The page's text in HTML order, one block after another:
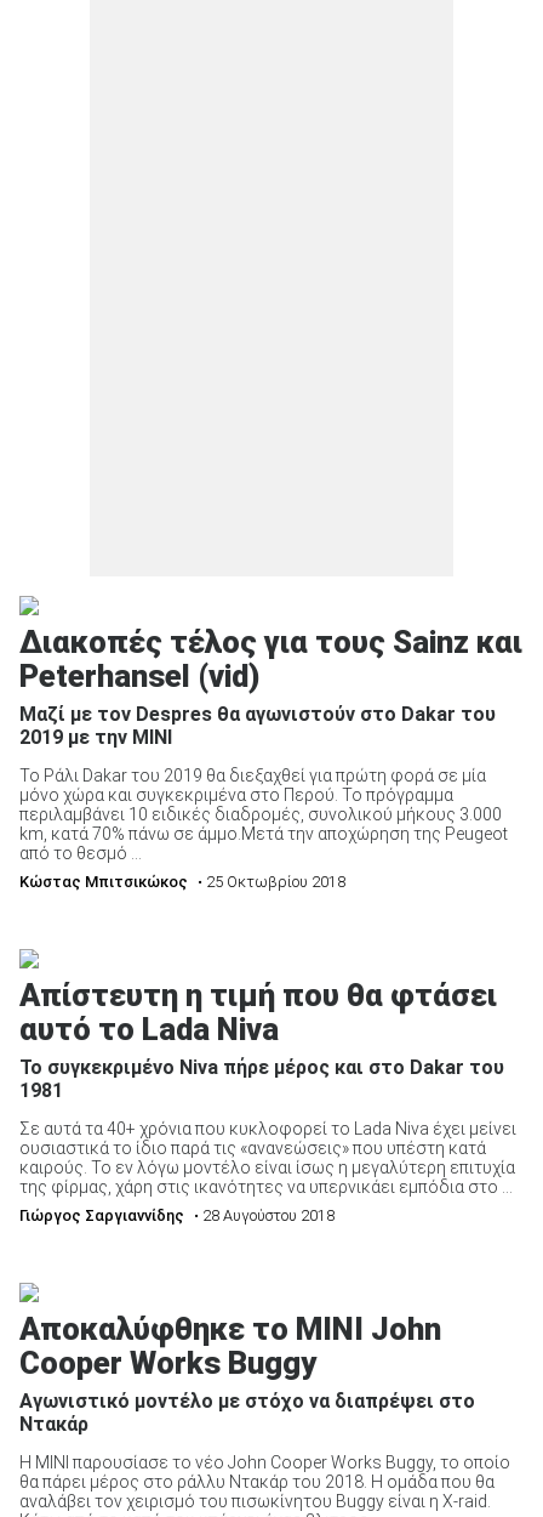
Διακοπές τέλος για τους Sainz και
Peterhansel (vid)
Μαζί με τον Despres θα αγωνιστούν στο Dakar του
2019 με την ΜΙΝΙ
Το Ράλι Dakar του 2019 θα διεξαχθεί για πρώτη φορά σε μία
μόνο χώρα και συγκεκριμένα στο Περού. Το πρόγραμμα
περιλαμβάνει 10 ειδικές διαδρομές, συνολικού μήκους 3.000
km, κατά 70% πάνω σε άμμο.Μετά την αποχώρηση της Peugeot
από το θεσμό ...
Κώστας Μπιτσικώκος • 25 Οκτωβρίου 2018
Απίστευτη η τιμή που θα φτάσει
αυτό το Lada Niva
Το συγκεκριμένο Niva πήρε μέρος και στο Dakar του
1981
Σε αυτά τα 40+ χρόνια που κυκλοφορεί το Lada Niva έχει μείνει
ουσιαστικά το ίδιο παρά τις «ανανεώσεις» που υπέστη κατά
καιρούς. Το εν λόγω μοντέλο είναι ίσως η μεγαλύτερη επιτυχία
της φίρμας, χάρη στις ικανότητες να υπερνικάει εμπόδια στο ...
Γιώργος Σαργιαννίδης • 28 Αυγούστου 2018
Αποκαλύφθηκε το ΜINI John
Cooper Works Buggy
Αγωνιστικό μοντέλο με στόχο να διαπρέψει στο
Ντακάρ
H MINI παρουσίασε το νέο John Cooper Works Buggy, το οποίο
θα πάρει μέρος στο ράλλυ Ντακάρ του 2018. Η ομάδα που θα
αναλάβει τον χειρισμό του πισωκίνητου Buggy είναι η X-raid.